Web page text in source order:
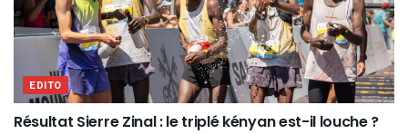
EDITO
Résultat Sierre Zinal : le triplé kényan est-il louche ?